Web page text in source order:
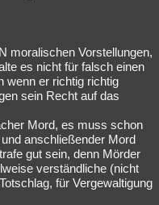
moralischen Vorstellungen,
es nicht für falsch einen
wenn er richtig richtig
sein Recht auf das
Mord, es muss schon
anschließender Mord
gut sein, denn Mörder
verständliche (nicht
für Vergewaltigung